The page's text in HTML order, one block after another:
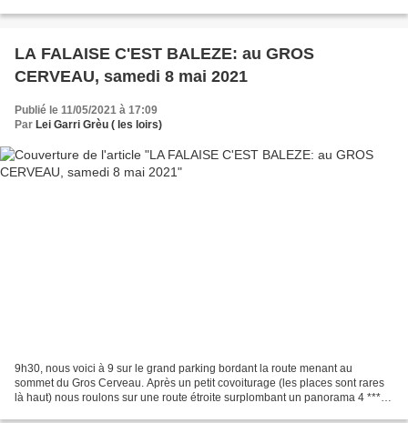
LA FALAISE C'EST BALEZE: au GROS
CERVEAU, samedi 8 mai 2021
Publié le 11/05/2021 à 17:09
Par Lei Garri Grèu ( les loirs)
9h30, nous voici à 9 sur le grand parking bordant la route menant au
sommet du Gros Cerveau. Après un petit covoiturage (les places sont rares
là haut) nous roulons sur une route étroite surplombant un panorama 4 ****.